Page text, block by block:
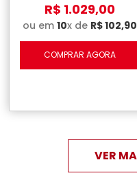
R$ 1.029,00
ou em 10x de R$102,90
COMPRAR AGORA